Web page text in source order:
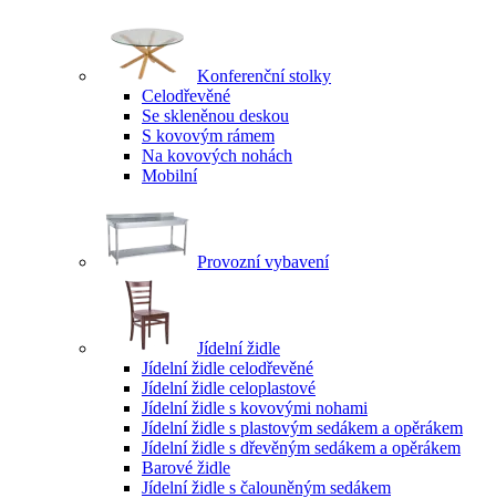
Konferenční stolky
Celodřevěné
Se skleněnou deskou
S kovovým rámem
Na kovových nohách
Mobilní
Provozní vybavení
Jídelní židle
Jídelní židle celodřevěné
Jídelní židle celoplastové
Jídelní židle s kovovými nohami
Jídelní židle s plastovým sedákem a opěrákem
Jídelní židle s dřevěným sedákem a opěrákem
Barové židle
Jídelní židle s čalouněným sedákem